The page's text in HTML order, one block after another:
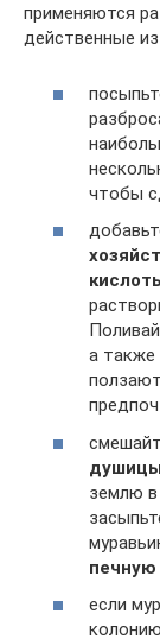
применяются
действенные
чтобы
а также
душицы
землю в
если